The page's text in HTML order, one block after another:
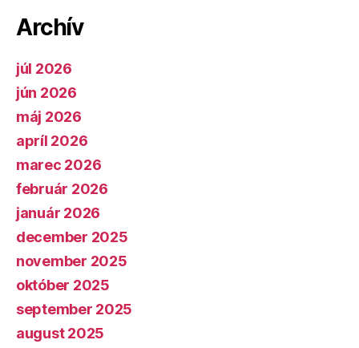
Archív
júl 2026
jún 2026
máj 2026
apríl 2026
marec 2026
február 2026
január 2026
december 2025
november 2025
október 2025
september 2025
august 2025